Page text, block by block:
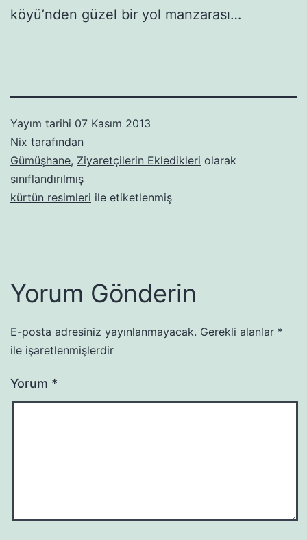
köyü’nden güzel bir yol manzarası…
Yayım tarihi 07 Kasım 2013
Nix tarafından
Gümüşhane, Ziyaretçilerin Ekledikleri olarak
sınıflandırılmış
kürtün resimleri ile etiketlenmiş
Yorum Gönderin
E-posta adresiniz yayınlanmayacak. Gerekli alanlar *
ile işaretlenmişlerdir
Yorum *